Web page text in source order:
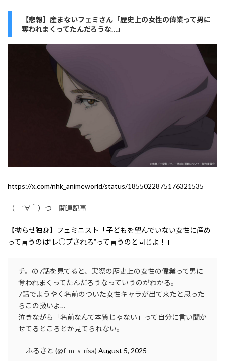
【悲報】産まないフェミさん「歴史上の女性の偉業って男に
奪われまくってたんだろうな…」
https://x.com/nhk_animeworld/status/1855022875176321535
（ ´∀｀）つ 関連記事
【拗らせ独身】フェミニスト「子どもを望んでいない女性に産め
って言うのは”レ○プされろ”って言うのと同じよ！」
チ。の7話を見てると、実際の歴史上の女性の偉業って男に
奪われまくってたんだろうなっていうのがわかる。
7話でようやく名前のついた女性キャラが出て来たと思った
らこの扱いよ…
泣きながら「名前なんて本質じゃない」って自分に言い聞か
せてるところとか見てられない。
— ふるさと (@f_m_s_risa) August 5, 2025